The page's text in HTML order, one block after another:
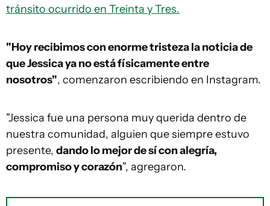
tránsito ocurrido en Treinta y Tres.
"Hoy recibimos con enorme tristeza la noticia de
que Jessica ya no está físicamente entre
nosotros", comenzaron escribiendo en Instagram.
"Jessica fue una persona muy querida dentro de
nuestra comunidad, alguien que siempre estuvo
presente, dando lo mejor de sí con alegría,
compromiso y corazón", agregaron.